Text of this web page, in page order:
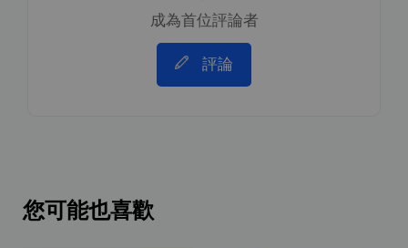
成為首位評論者
評論
您可能也喜歡